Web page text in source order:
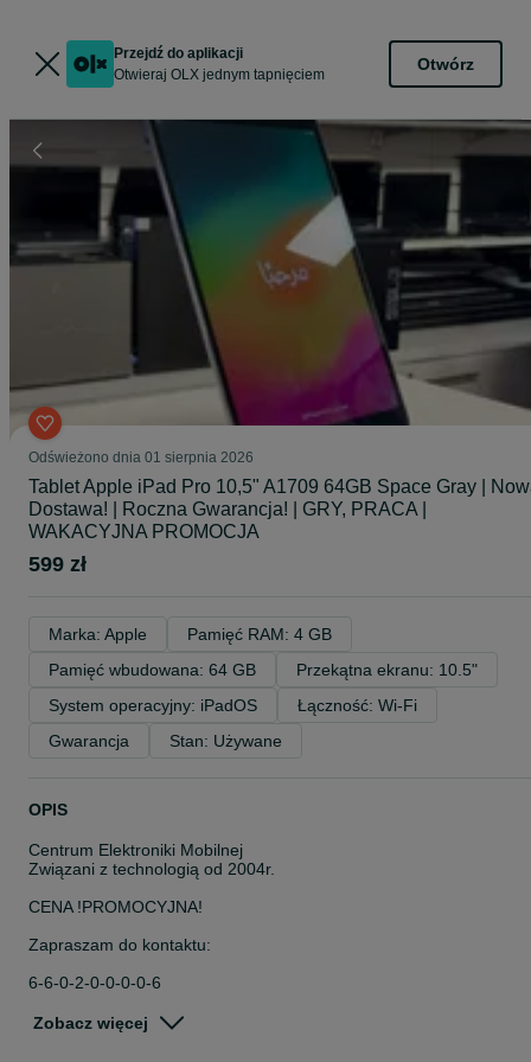
Przejdź do aplikacji
Otwieraj OLX jednym tapnięciem
Otwórz
Odświeżono dnia 01 sierpnia 2026
Tablet Apple iPad Pro 10,5" A1709 64GB Space Gray |
Dostawa! | Roczna Gwarancja! | GRY, PRACA |
WAKACYJNA PROMOCJA
599 zł
Marka: Apple
Pamięć RAM: 4 GB
Pamięć wbudowana: 64 GB
Przekątna ekranu: 10.5"
System operacyjny: iPadOS
Łączność: Wi-Fi
Gwarancja
Stan: Używane
OPIS
Centrum Elektroniki Mobilnej
Związani z technologią od 2004r.
CENA !PROMOCYJNA!
Zapraszam do kontaktu:
6-6-0-2-0-0-0-0-6
Zobacz więcej